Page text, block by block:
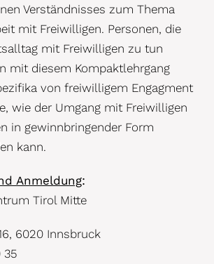
Verständnisses zum Thema
mit Freiwilligen. Personen, die
mit Freiwilligen zu tun
mit diesem Kompaktlehrgang
von freiwilligem Engagment
wie der Umgang mit Freiwilligen
in gewinnbringender Form
kann.
Anmeldung:
Tirol Mitte
6020 Innsbruck
35